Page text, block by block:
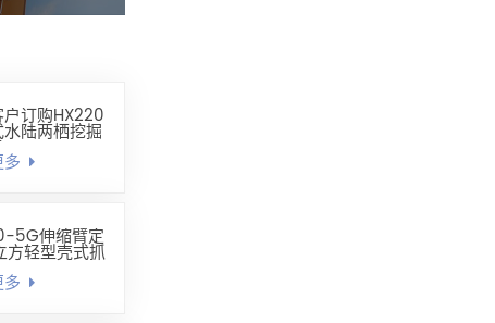
订购HX220
陆两栖挖掘
5G伸缩臂定
方轻型壳式抓